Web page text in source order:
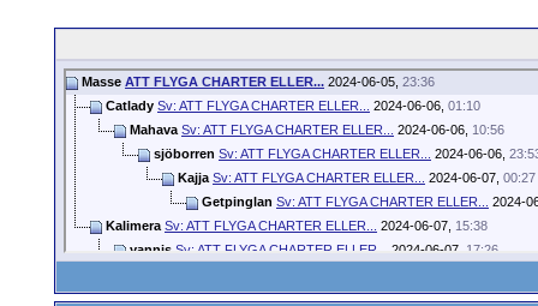
Masse ATT FLYGA CHARTER ELLER... 2024-06-05, 23:36
Catlady Sv: ATT FLYGA CHARTER ELLER... 2024-06-06, 01:10
Mahava Sv: ATT FLYGA CHARTER ELLER... 2024-06-06, 10:56
sjöborren Sv: ATT FLYGA CHARTER ELLER... 2024-06-06,
Kajja Sv: ATT FLYGA CHARTER ELLER... 2024-06-07, 00:27
Getpinglan Sv: ATT FLYGA CHARTER ELLER...
2024-
Kalimera Sv: ATT FLYGA CHARTER ELLER... 2024-06-07, 15:38
yannis Sv: ATT FLYGA CHARTER ELLER... 2024-06-07, 17:26
MariaJ Sv: ATT FLYGA CHARTER ELLER...2024-06-07,